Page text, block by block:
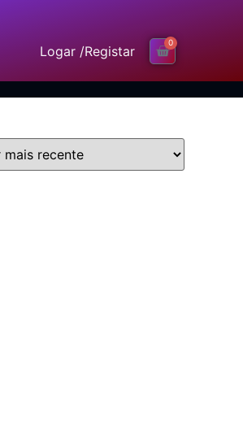
Logar /Registar
0